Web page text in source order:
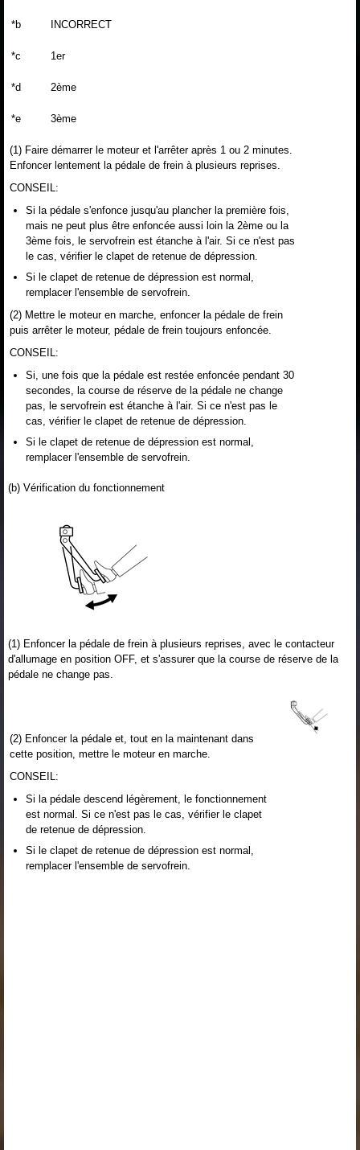
*b INCORRECT
*c 1er
*d 2ème
*e 3ème
(1) Faire démarrer le moteur et l'arrêter après 1 ou 2 minutes.
Enfoncer lentement la pédale de frein à plusieurs reprises.
CONSEIL:
Si la pédale s'enfonce jusqu'au plancher la première fois,
mais ne peut plus être enfoncée aussi loin la 2ème ou la
3ème fois, le servofrein est étanche à l'air. Si ce n'est pas
le cas, vérifier le clapet de retenue de dépression.
Si le clapet de retenue de dépression est normal,
remplacer l'ensemble de servofrein.
(2) Mettre le moteur en marche, enfoncer la pédale de frein
puis arrêter le moteur, pédale de frein toujours enfoncée.
CONSEIL:
Si, une fois que la pédale est restée enfoncée pendant 30
secondes, la course de réserve de la pédale ne change
pas, le servofrein est étanche à l'air. Si ce n'est pas le
cas, vérifier le clapet de retenue de dépression.
Si le clapet de retenue de dépression est normal,
remplacer l'ensemble de servofrein.
(b) Vérification du fonctionnement
(1) Enfoncer la pédale de frein à plusieurs reprises, avec le contacteur
d'allumage en position OFF, et s'assurer que la course de réserve de la
pédale ne change pas.
(2) Enfoncer la pédale et, tout en la maintenant dans
cette position, mettre le moteur en marche.
CONSEIL:
Si la pédale descend légèrement, le fonctionnement
est normal. Si ce n'est pas le cas, vérifier le clapet
de retenue de dépression.
Si le clapet de retenue de dépression est normal,
remplacer l'ensemble de servofrein.